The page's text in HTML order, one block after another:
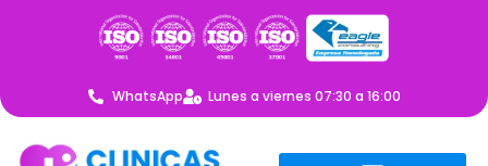
WhatsApp Lunes a viernes 07:30 a 16:00